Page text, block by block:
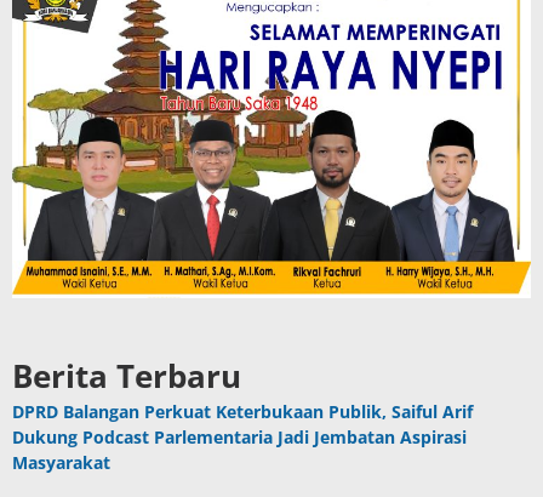
Berita Terbaru
DPRD Balangan Perkuat Keterbukaan Publik, Saiful Arif
Dukung Podcast Parlementaria Jadi Jembatan Aspirasi
Masyarakat